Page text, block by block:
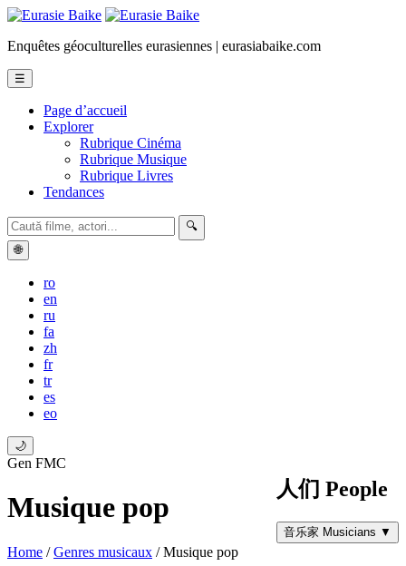
Enquêtes géoculturelles eurasiennes | eurasiabaike.com
☰
Page d’accueil
Explorer
Rubrique Cinéma
Rubrique Musique
Rubrique Livres
Tendances
🔍
🌐
ro
en
ru
fa
zh
fr
tr
es
eo
🌙
Gen FMC
Musique pop
Home /Genres musicaux /Musique pop
人们 People
音乐家 Musicians ▼